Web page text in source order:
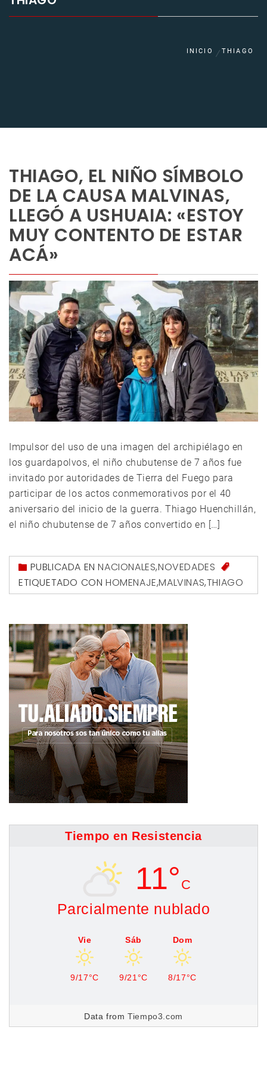
INICIO THIAGO
THIAGO, EL NIÑO SÍMBOLO
DE LA CAUSA MALVINAS,
LLEGÓ A USHUAIA: «ESTOY
MUY CONTENTO DE ESTAR
ACÁ»
Impulsor del uso de una imagen del archipiélago en
los guardapolvos, el niño chubutense de 7 años fue
invitado por autoridades de Tierra del Fuego para
participar de los actos conmemorativos por el 40
aniversario del inicio de la guerra. Thiago Huenchillán,
el niño chubutense de 7 años convertido en […]
PUBLICADA ENNACIONALES,NOVEDADES
ETIQUETADO CON HOMENAJE,MALVINAS,THIAGO
Tiempo en Resistencia
11° C
Parcialmente nublado
Vie
9/17°C
Sáb
9/21°C
Dom
8/17°C
Data fromTiempo3.com